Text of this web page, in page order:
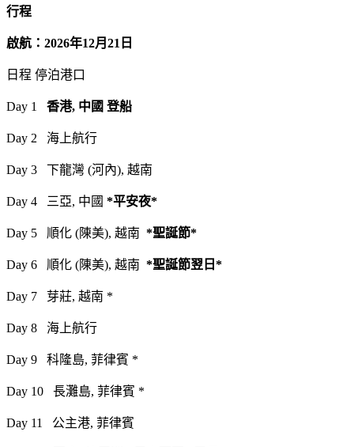
行程
啟航：2026年12月21日
日程 停泊港口
Day 1 香港, 中國 登船
Day 2 海上航行
Day 3 下龍灣 (河內), 越南
Day 4 三亞, 中國 *平安夜*
Day 5 順化 (陳美), 越南 *聖誕節*
Day 6 順化 (陳美), 越南 *聖誕節翌日*
Day 7 芽莊, 越南 *
Day 8 海上航行
Day 9 科隆島, 菲律賓 *
Day 10 長灘島, 菲律賓 *
Day 11 公主港, 菲律賓